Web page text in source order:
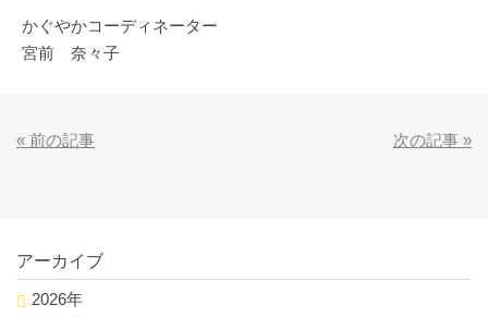
かぐやかコーディネーター
宮前 奈々子
« 前の記事 次の記事 »
アーカイブ
2026年